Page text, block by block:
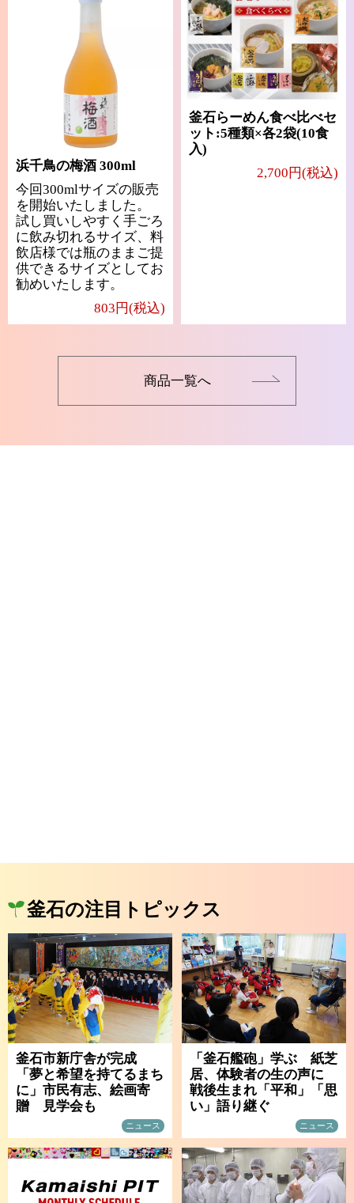
浜千鳥の梅酒 300ml
今回300mlサイズの販売
を開始いたしました。
試し買いしやすく手ごろ
に飲み切れるサイズ、料
飲店様では瓶のままご提
供できるサイズとしてお
勧めいたします。
803円(税込)
釜石らーめん食べ比べセ
ット:5種類×各2袋(10食
入)
2,700円(税込)
商品一覧へ
釜石の注目トピックス
釜石市新庁舎が完成
「夢と希望を持てるまち
に」市民有志、絵画寄
贈 見学会も
ニュース
「釜石艦砲」学ぶ 紙芝
居、体験者の生の声に
戦後生まれ「平和」「思
い」語り継ぐ
ニュース